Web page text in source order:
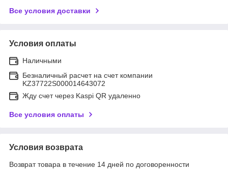
Все условия доставки
Условия оплаты
Наличными
Безналичный расчет на счет компании
KZ37722S000014643072
Жду счет через Kaspi QR удаленно
Все условия оплаты
Условия возврата
Возврат товара в течение 14 дней по договоренности